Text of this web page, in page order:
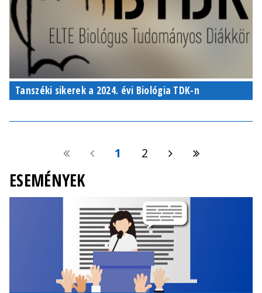
Tanszéki sikerek a 2024. évi Biológia TDK-n
1 2
ESEMÉNYEK